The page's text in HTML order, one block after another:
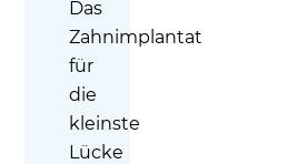
Das
Zahnimplantat
für
die
kleinste
Lücke